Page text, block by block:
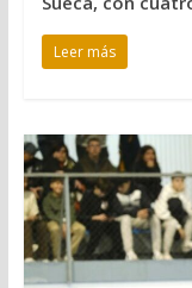
Leer más